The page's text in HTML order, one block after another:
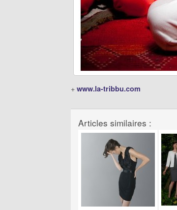
+ www.la-tribbu.com
Articles similaires :